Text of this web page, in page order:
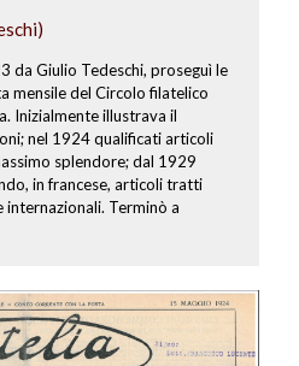
da Giulio Tedeschi, proseguì le
mensile del Circolo filatelico
Inizialmente illustrava il
nel 1924 qualificati articoli
splendore; dal 1929
in francese, articoli tratti
Terminò a